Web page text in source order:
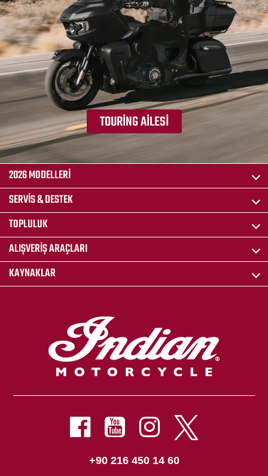
TOURING AILESI
2026 MODELLERI
SERVIS & DESTEK
TOPLULUK
ALIŞVERIŞ ARAÇLARI
KAYNAKLAR
+90 216 450 14 60